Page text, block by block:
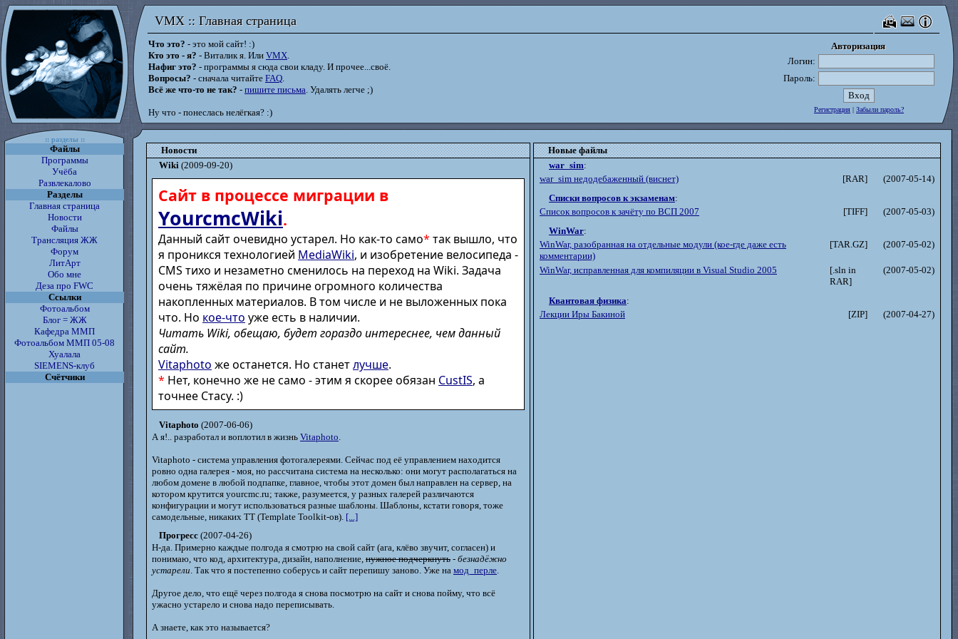
VMX :: Главная страница
VMX :: Главная страница
Что это? - это мой сайт! :)
Кто это - я? - Виталик я. Или VMX.
Нафиг это? - программы я сюда свои кладу. И прочее...своё.
Вопросы? - сначала читайте FAQ.
Всё же что-то не так? - пишите письма. Удалять легче ;)
Ну что - понеслась нелёгкая? :)
Авторизация
Авторизация
Логин:
Пароль:
Регистрация | Забыли пароль?
:: разделы ::
Новости
Новые файлы
Wiki (2009-09-20)
Сайт в процессе миграции в
YourcmcWiki.
Данный сайт очевидно устарел. Но как-то само* так вышло, что
я проникся технологией MediaWiki, и изобретение велосипеда -
CMS тихо и незаметно сменилось на переход на Wiki. Задача
очень тяжёлая по причине огромного количества
накопленных материалов. В том числе и не выложенных пока
что. Но кое-что уже есть в наличии.
Читать Wiki, обещаю, будет гораздо интереснее, чем данный
сайт.
Vitaphoto же останется. Но станетлучше.
* Нет, конечно же не само - этим я скорее обязан CustIS, а
точнее Стасу. :)
Vitaphoto (2007-06-06)
А я!.. разработал и воплотил в жизнь Vitaphoto.
Vitaphoto - система управления фотогалереями. Сейчас под её управлением находится
ровно одна галерея - моя, но рассчитана система на несколько: они могут располагаться на
любом домене в любой подпапке, главное, чтобы этот домен был направлен на сервер, на
котором крутится yourcmc.ru; также, разумеется, у разных галерей различаются
конфигурации и могут использоваться разные шаблоны. Шаблоны, кстати говоря, тоже
самодельные, никаких TT (Template Toolkit-ов). [...]
Прогресс (2007-04-26)
Н-да. Примерно каждые полгода я смотрю на свой сайт (ага, клёво звучит, согласен) и
понимаю, что код, архитектура, дизайн, наполнение, нужное подчеркнуть - безнадёжно
устарели. Так что я постепенно соберусь и сайт перепишу заново. Уже на мод_перле.
Другое дело, что ещё через полгода я снова посмотрю на сайт и снова пойму, что всё
ужасно устарело и снова надо переписывать.
А знаете, как это называется?
war_sim:
war_sim недодебаженный (виснет)
[RAR]
(2007-05-14)
Списки вопросов к экзаменам:
Список вопросов к зачёту по ВСП 2007
[TIFF]
(2007-05-03)
WinWar:
WinWar, разобранная на отдельные модули (кое-где даже есть
комментарии)
[TAR.GZ] (2007-05-02)
WinWar, исправленная для компиляции в Visual Studio 2005
[.sln in
RAR]
(2007-05-02)
Квантовая физика:
Лекции Иры Бакиной
[ZIP] (2007-04-27)
Файлы
Программы
Учёба
Развлекалово
Разделы
Главная страница
Новости
Файлы
Трансляция ЖЖ
Форум
ЛитАрт
Обо мне
Деза про FWC
Ссылки
Фотоальбом
Блог = ЖЖ
Кафедра ММП
Фотоальбом ММП 05-08
Хуалала
SIEMENS-клуб
Счётчики